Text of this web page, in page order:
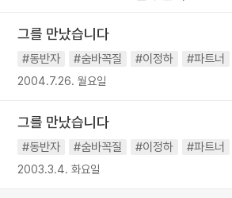
그를 만났습니다
#동반자 #숨바꼭질 #이정하 #파트너
2004.7.26. 월요일
그를 만났습니다
#동반자 #숨바꼭질 #이정하 #파트너
2003.3.4. 화요일